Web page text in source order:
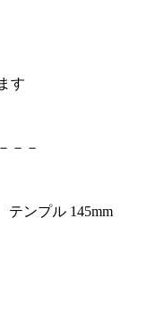
す
－－
ンプル 145mm